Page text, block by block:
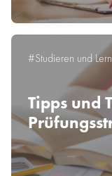
#Studieren und
Tipps und